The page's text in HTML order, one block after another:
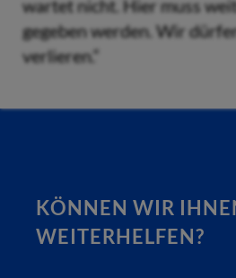
wartet nicht. Hier muss
gegeben werden. Wir
verlieren.“
KÖNNEN WIR
WEITERHELFEN?